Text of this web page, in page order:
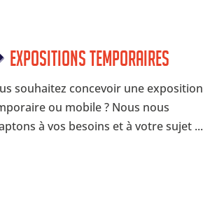
Expositions temporaires
souhaitez concevoir une exposition
ou mobile ? Nous nous
à vos besoins et à votre sujet ...